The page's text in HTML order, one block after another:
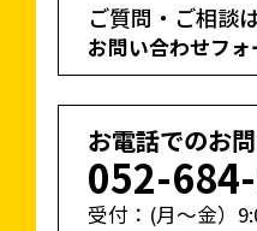
ご質問・ご相談
お問い合わせフォ
お電話でのお
052-
受付：(月〜金）